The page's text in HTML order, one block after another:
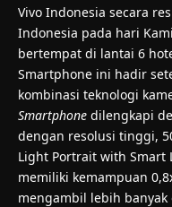
Vivo Indonesia secara
Indonesia pada hari
bertempat di lantai 6
Smartphone ini hadir
kombinasi teknologi
Smartphone dilengkapi
dengan resolusi tinggi,
Light Portrait with Smart
memiliki kemampuan
mengambil lebih